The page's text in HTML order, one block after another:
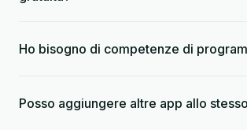
Ho bisogno di competenze di
Posso aggiungere altre app allo